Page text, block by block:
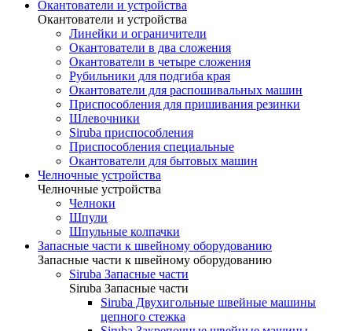
Окантователи и устройства
Окантователи и устройства
Линейки и ограничители
Окантователи в два сложения
Окантователи в четыре сложения
Рубильники для подгиба края
Окантователи для распошивальных машин
Приспособления для пришивания резинки
Шлевочники
Siruba приспособления
Приспособления специальные
Окантователи для бытовых машин
Челночные устройства
Челночные устройства
Челноки
Шпули
Шпульные колпачки
Запасные части к швейному оборудованию
Запасные части к швейному оборудованию
Siruba Запасные части
Siruba Запасные части
Siruba Двухигольные швейные машины
цепного стежка